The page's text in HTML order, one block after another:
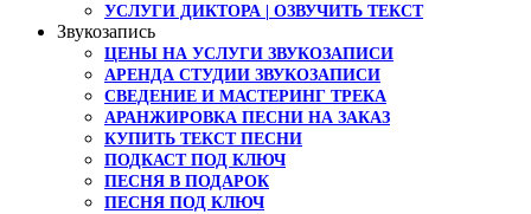
УСЛУГИ ДИКТОРА | ОЗВУЧИТЬ ТЕКСТ
Звукозапись
ЦЕНЫ НА УСЛУГИ ЗВУКОЗАПИСИ
АРЕНДА СТУДИИ ЗВУКОЗАПИСИ
СВЕДЕНИЕ И МАСТЕРИНГ ТРЕКА
АРАНЖИРОВКА ПЕСНИ НА ЗАКАЗ
КУПИТЬ ТЕКСТ ПЕСНИ
ПОДКАСТ ПОД КЛЮЧ
ПЕСНЯ В ПОДАРОК
ПЕСНЯ ПОД КЛЮЧ